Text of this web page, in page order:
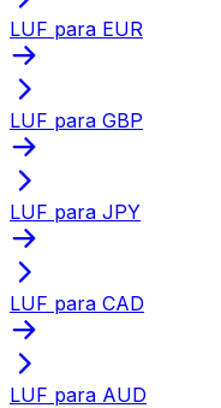
LUF para EUR
LUF para GBP
LUF para JPY
LUF para CAD
LUF para AUD